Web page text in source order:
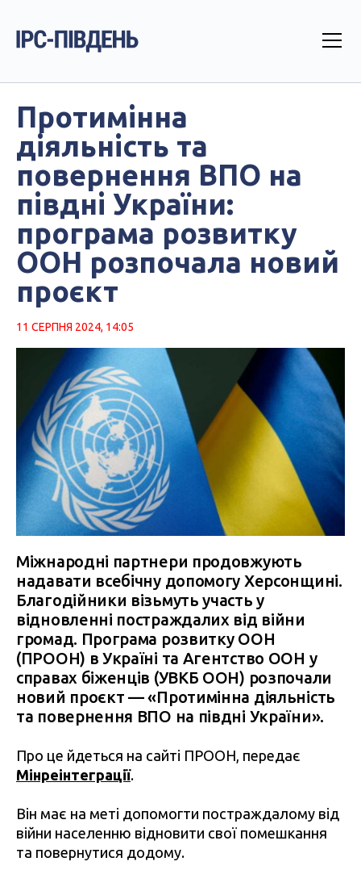
Протимінна
діяльність та
повернення ВПО на
півдні України:
програма розвитку
ООН розпочала новий
проєкт
11 СЕРПНЯ 2024, 14:05
Міжнародні партнери продовжують
надавати всебічну допомогу Херсонщині.
Благодійники візьмуть участь у
відновленні постраждалих від війни
громад. Програма розвитку ООН
(ПРООН) в Україні та Агентство ООН у
справах біженців (УВКБ ООН) розпочали
новий проєкт — «Протимінна діяльність
та повернення ВПО на півдні України».
Про це йдеться на сайті ПРООН, передає
Мінреінтеграції.
Він має на меті допомогти постраждалому від
війни населенню відновити свої помешкання
та повернутися додому.